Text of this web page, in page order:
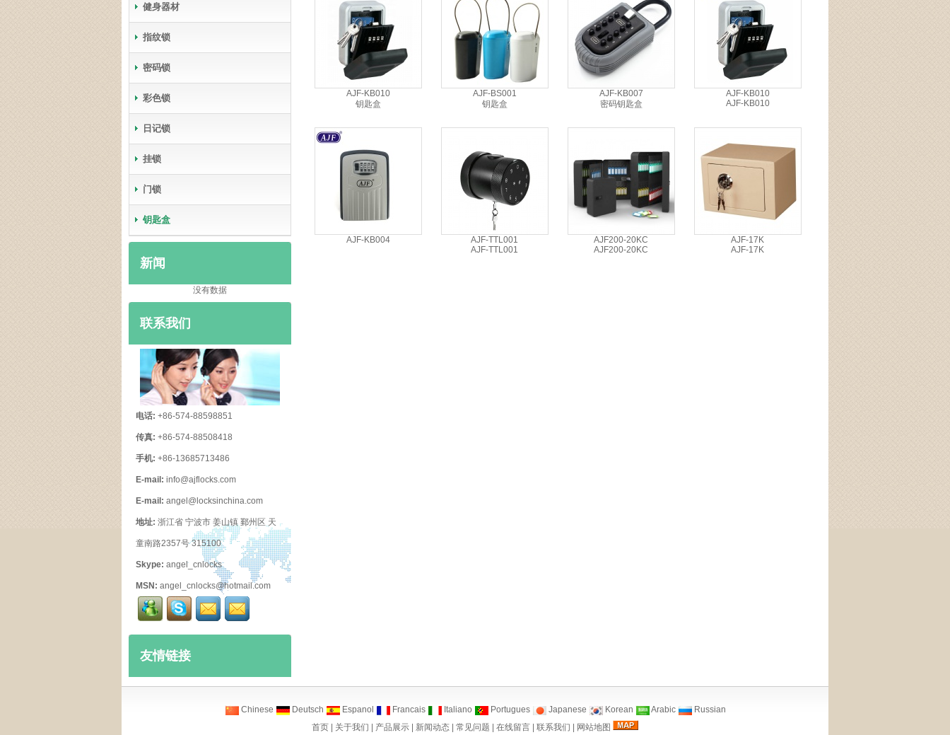
健身器材
指纹锁
密码锁
彩色锁
日记锁
挂锁
门锁
钥匙盒
新闻
没有数据
联系我们
电话: +86-574-88598851
传真: +86-574-88508418
手机: +86-13685713486
E-mail: info@ajflocks.com
E-mail: angel@locksinchina.com
地址: 浙江省 宁波市 姜山镇 鄞州区 天
童南路2357号 315100
Skype: angel_cnlocks
MSN: angel_cnlocks@hotmail.com
友情链接
AJF-KB010
钥匙盒
AJF-BS001
钥匙盒
AJF-KB007
密码钥匙盒
AJF-KB010
AJF-KB010
AJF-KB004
AJF-TTL001
AJF-TTL001
AJF200-20KC
AJF200-20KC
AJF-17K
AJF-17K
Chinese Deutsch Espanol Francais Italiano Portugues Japanese Korean Arabic
Russian
首页
关于我们 产品展示 新闻动态 常见问题 在线留言 联系我们 网站地图